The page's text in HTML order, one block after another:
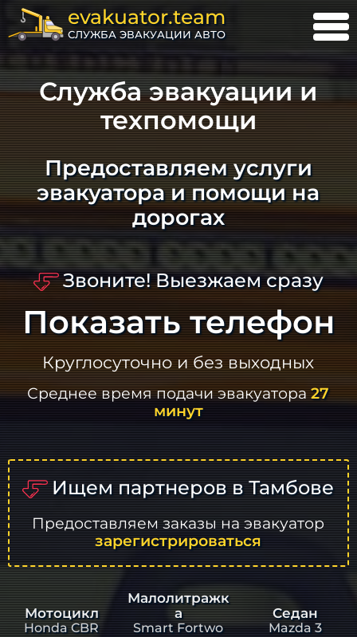
evakuator.team
СЛУЖБА ЭВАКУАЦИИ АВТО
Служба эвакуации и
техпомощи
Предоставляем услуги
эвакуатора и помощи на
дорогах
Звоните! Выезжаем сразу
Показать телефон
Круглосуточно и без выходных
Среднее время подачи эвакуатора27
минут
Ищем партнеров в Тамбове
Предоставляем заказы на эвакуатор
зарегистрироваться
Мотоцикл
Honda CBR
Малолитражк
а
Smart Fortwo
Седан
Mazda 3